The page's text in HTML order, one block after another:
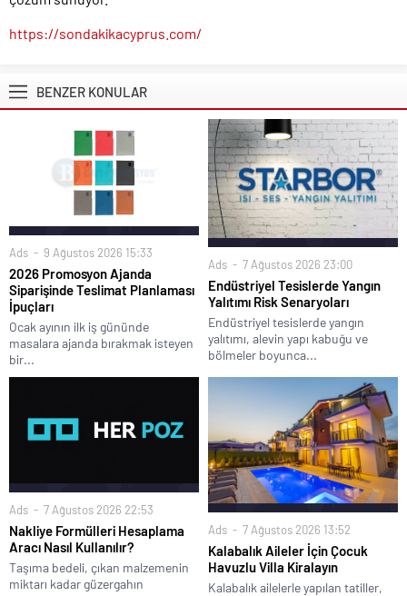
https://sondakikacyprus.com/
BENZER KONULAR
Ads 9 Ağustos 2026 15:33
2026 Promosyon Ajanda
Siparişinde Teslimat Planlaması
İpuçları
Ocak ayının ilk iş gününde
masalara ajanda bırakmak isteyen
bir...
Ads 7 Ağustos 2026 23:00
Endüstriyel Tesislerde Yangın
Yalıtımı Risk Senaryoları
Endüstriyel tesislerde yangın
yalıtımı, alevin yapı kabuğu ve
bölmeler boyunca...
Ads 7 Ağustos 2026 22:53
Nakliye Formülleri Hesaplama
Aracı Nasıl Kullanılır?
Taşıma bedeli, çıkan malzemenin
miktarı kadar güzergahın
Ads 7 Ağustos 2026 13:52
Kalabalık Aileler İçin Çocuk
Havuzlu Villa Kiralayın
Kalabalık ailelerle yapılan tatiller,